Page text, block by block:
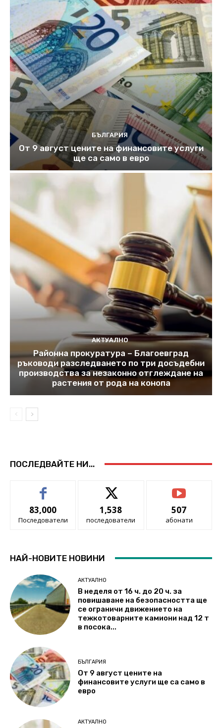
БЪЛГАРИЯ
От 9 август цените на финансовите услуги
ще са само в евро
АКТУАЛНО
Районна прокуратура – Благоевград
ръководи разследването по три досъдебни
производства за незаконно отглеждане на
растения от рода на конопа
ПОСЛЕДВАЙТЕ НИ...
83,000
Последователи
1,538
последователи
507
абонати
НАЙ-НОВИТЕ НОВИНИ
АКТУАЛНО
В неделя от 16 ч. до 20 ч. за
повишаване на безопасността ще
се ограничи движението на
тежкотоварните камиони над 12 т
в посока...
БЪЛГАРИЯ
От 9 август цените на
финансовите услуги ще са само в
евро
АКТУАЛНО